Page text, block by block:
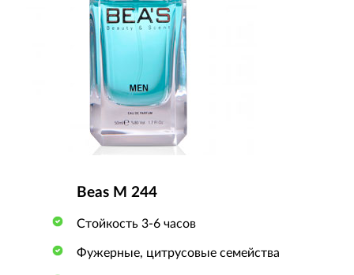
Beas M 244
Стойкость 3-6 часов
Фужерные, цитрусовые семейства